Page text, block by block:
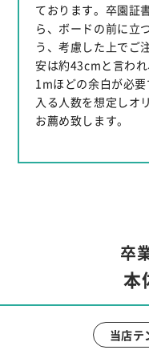
ております。卒園証
ら、ボードの前に立
う、考慮した上でご
安は約43cmと言わ
1mほどの余白が必
入る人数を想定しオ
お薦め致します。
卒
本
当店テ